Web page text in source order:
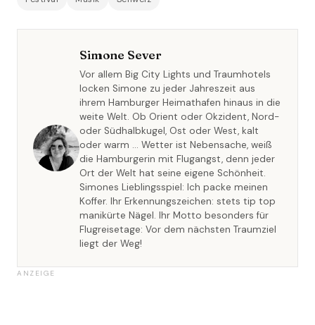
Simone Sever
Vor allem Big City Lights und Traumhotels
locken Simone zu jeder Jahreszeit aus
ihrem Hamburger Heimathafen hinaus in die
weite Welt. Ob Orient oder Okzident, Nord-
oder Südhalbkugel, Ost oder West, kalt
oder warm … Wetter ist Nebensache, weiß
die Hamburgerin mit Flugangst, denn jeder
Ort der Welt hat seine eigene Schönheit.
Simones Lieblingsspiel: Ich packe meinen
Koffer. Ihr Erkennungszeichen: stets tip top
manikürte Nägel. Ihr Motto besonders für
Flugreisetage: Vor dem nächsten Traumziel
liegt der Weg!
ANZEIGE